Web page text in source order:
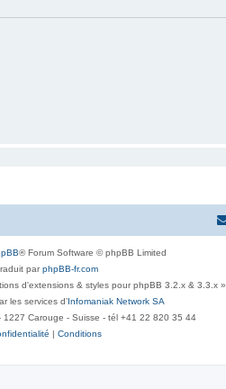
® Forum Software © phpBB Limited
parphpBB-fr.com
d'extensions & styles pour phpBB 3.2.x & 3.3.x »
les services d’Infomaniak Network SA
1227 Carouge - Suisse - tél +41 22 820 35 44
| Conditions